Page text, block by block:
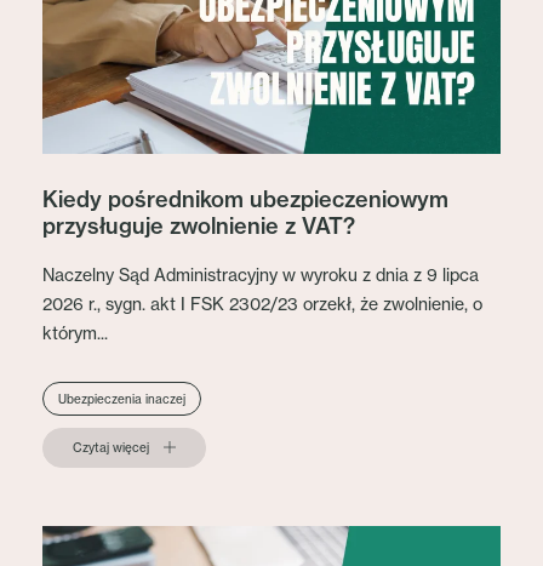
Kiedy pośrednikom ubezpieczeniowym
przysługuje zwolnienie z VAT?
Naczelny Sąd Administracyjny w wyroku z dnia z 9 lipca
2026 r., sygn. akt I FSK 2302/23 orzekł, że zwolnienie, o
którym...
Ubezpieczenia inaczej
Czytaj więcej